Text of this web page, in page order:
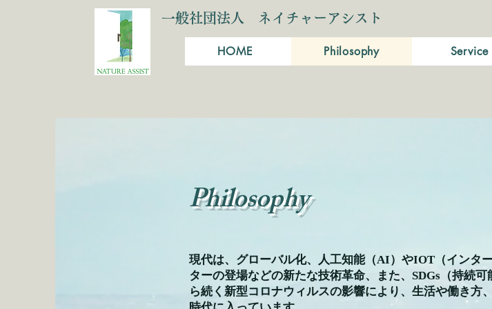
一般社団法人 ネイチャーアシスト
HOME Philosophy Service
Philosophy
現代は、グローバル化、人工知能（AI）やIOT（インタ
ターの登場などの新たな技術革命、また、SDGs（持続
ら続く新型コロナウィルスの影響により、生活や働き方